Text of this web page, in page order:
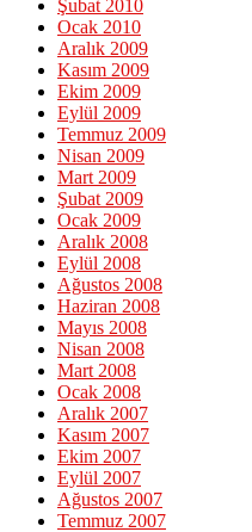
Şubat 2010
Ocak 2010
Aralık 2009
Kasım 2009
Ekim 2009
Eylül 2009
Temmuz 2009
Nisan 2009
Mart 2009
Şubat 2009
Ocak 2009
Aralık 2008
Eylül 2008
Ağustos 2008
Haziran 2008
Mayıs 2008
Nisan 2008
Mart 2008
Ocak 2008
Aralık 2007
Kasım 2007
Ekim 2007
Eylül 2007
Ağustos 2007
Temmuz 2007